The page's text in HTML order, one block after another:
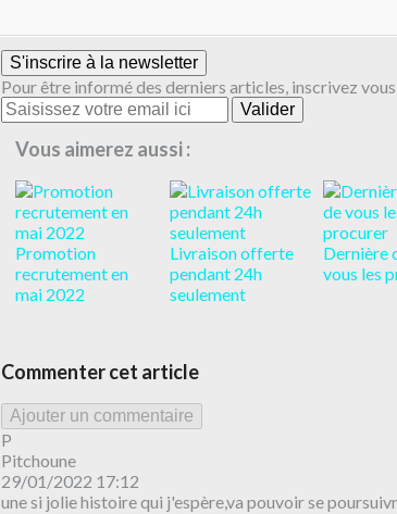
S'inscrire à la newsletter
Pour être informé des derniers articles, inscrivez vous
Vous aimerez aussi :
Promotion
recrutement en
mai 2022
Livraison offerte
pendant 24h
seulement
Dernière
vous les
Commenter cet article
Ajouter un commentaire
P
Pitchoune
29/01/2022 17:12
une si jolie histoire qui j'espère,va pouvoir se